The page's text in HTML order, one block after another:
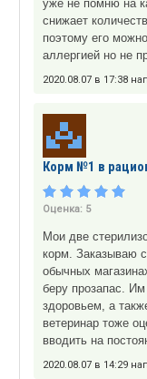
уже не помню на
снижает
поэтому его
аллергией но не
2020.08.07 в 17:38
Корм №1 в
Оценка: 5
Мои две
корм. Заказываю
обычных
беру прозапас.
здоровьем, а
ветеринар тоже
вводить на
2020.08.07 в 14:29